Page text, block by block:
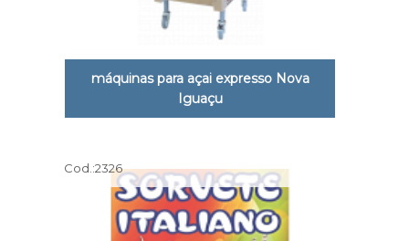
máquinas para açai expresso Nova
Iguaçu
Cod.:2326